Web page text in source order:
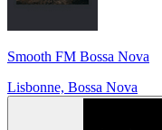
Smooth FM Bossa Nova
Lisbonne, Bossa Nova